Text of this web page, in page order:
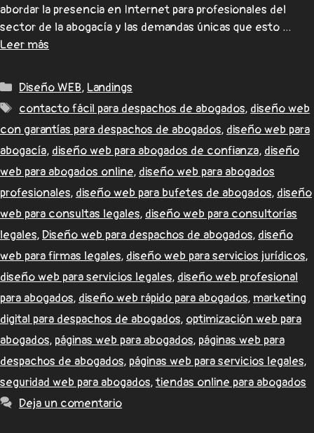
abordar la presencia en Internet para profesionales del
sector de la abogacía y las demandas únicas que esto …
Leer más
Diseño WEB, Landings
contacto fácil para despachos de abogados, diseño web
con garantías para despachos de abogados, diseño web para
abogacía, diseño web para abogados de confianza, diseño
web para abogados online, diseño web para abogados
profesionales, diseño web para bufetes de abogados, diseño
web para consultas legales, diseño web para consultorías
legales,Diseño web para despachos de abogados, diseño
web para firmas legales, diseño web para servicios jurídicos,
diseño web para servicios legales, diseño web profesional
para abogados, diseño web rápido para abogados, marketing
digital para despachos de abogados, optimización web para
abogados, páginas web para abogados, páginas web para
despachos de abogados, páginas web para servicios legales,
seguridad web para abogados,tiendas online para abogados
Deja un comentario